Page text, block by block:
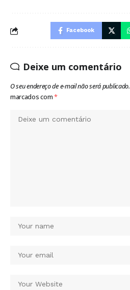
Facebook
Deixe um comentário
O seu endereço de e-mail não será publicado.
marcados com*